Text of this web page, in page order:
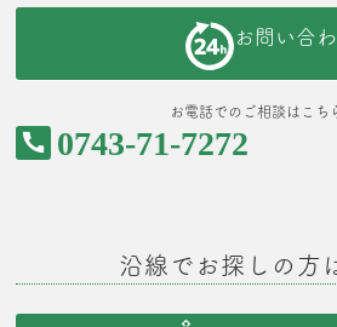
お問い合
お電話でのご相談はこち
0743-71-7272
沿線でお探しの方